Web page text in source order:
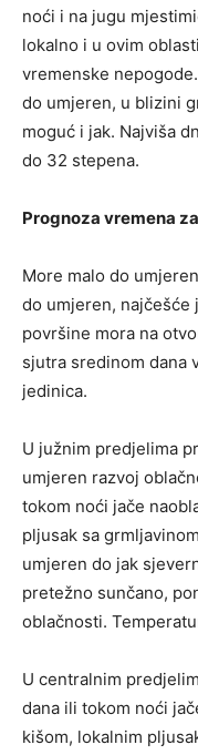
noći i na jugu
lokalno i u ovim
vremenske
do umjeren, u blizini
moguć i jak. Najviša
do 32 stepena.
Prognoza vremena
More malo do
do umjeren, najčešće
površine mora na
sjutra sredinom dana
jedinica.
U južnim predjelima
umjeren razvoj
tokom noći jače
pljusak sa
umjeren do jak
pretežno sunčano,
oblačnosti.
U centralnim
dana ili tokom noći
kišom, lokalnim